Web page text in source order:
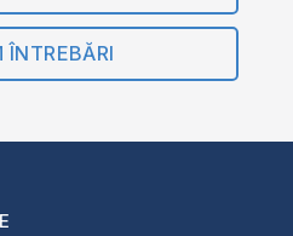
ÎNTREBĂRI